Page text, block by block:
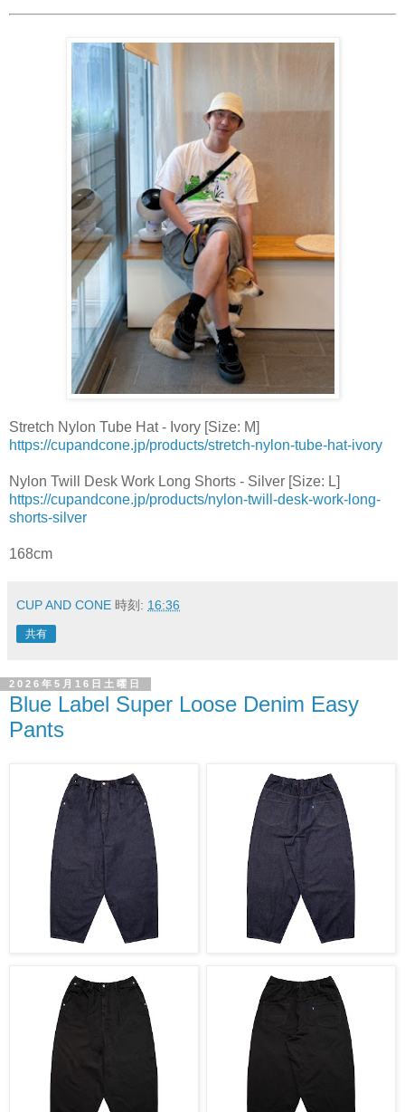
Stretch Nylon Tube Hat - Ivory [Size: M]
https://cupandcone.jp/products/stretch-nylon-tube-hat-ivory
Nylon Twill Desk Work Long Shorts - Silver [Size: L]
https://cupandcone.jp/products/nylon-twill-desk-work-long-
shorts-silver
168cm
CUP AND CONE 時刻: 16:36
共有
2026年5月16日土曜日
Blue Label Super Loose Denim Easy
Pants